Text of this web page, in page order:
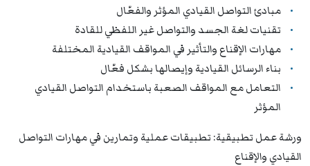
مبادئ التواصل القيادي المؤثر والفعّال
تقنيات لغة الجسد والتواصل غير اللفظي للقادة
مهارات الإقناع والتأثير في المواقف القيادية المختلفة
بناء الرسائل القيادية وإيصالها بشكل فعّال
التعامل مع المواقف الصعبة باستخدام التواصل القيادي
المؤثر
ورشة عمل تطبيقية: تطبيقات عملية وتمارين في مهارات التواصل
القيادي والإقناع